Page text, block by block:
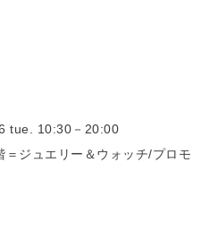
tue. 10:30－20:00
ジュエリー＆ウォッチ/プロモ